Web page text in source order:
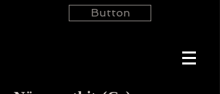
Button